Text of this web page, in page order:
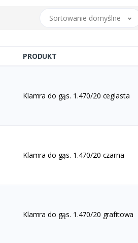
Sortowanie domyślne
PRODUKT
Klamra do gąs. 1.470/20 ceglasta
Klamra do gąs. 1.470/20 czarna
Klamra do gąs. 1.470/20 grafitowa